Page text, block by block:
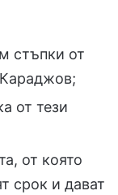
стъпки от
от тези
от която
срок и дават